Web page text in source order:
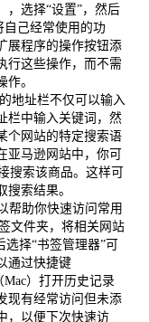
，选择“设置”，然后
自己经常使用的功
展程序的操作按钮添
行这些操作，而不需
。
地址栏不仅可以输入
栏中输入关键词，然
个网站的特定搜索语
亚马逊网站中，你可
搜索该商品。这样可
索结果。
帮助你快速访问常用
文件夹，将相关网站
择“书签管理器”可
通过快捷键
Mac）打开历史记录
现有经常访问但未添
，以便下次快速访